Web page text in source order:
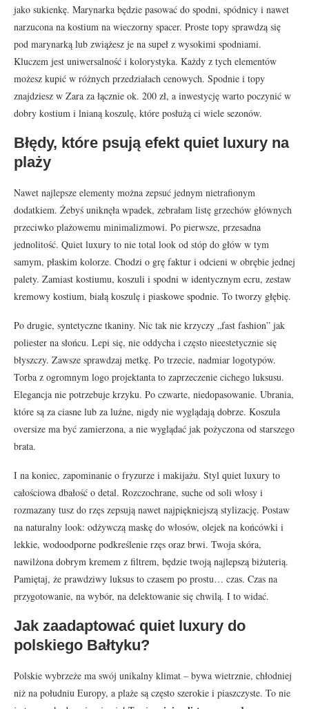
jako sukienkę. Marynarka będzie pasować do spodni, spódnicy i nawet
narzucona na kostium na wieczorny spacer. Proste topy sprawdzą się
pod marynarką lub zwiążesz je na supeł z wysokimi spodniami.
Kluczem jest uniwersalność i kolorystyka. Każdy z tych elementów
możesz kupić w różnych przedziałach cenowych. Spodnie i topy
znajdziesz w Zara za łącznie ok. 200 zł, a inwestycję warto poczynić w
dobry kostium i lnianą koszulę, które posłużą ci wiele sezonów.
Błędy, które psują efekt quiet luxury na
plaży
Nawet najlepsze elementy można zepsuć jednym nietrafionym
dodatkiem. Żebyś uniknęła wpadek, zebrałam listę grzechów głównych
przeciwko plażowemu minimalizmowi. Po pierwsze, przesadna
jednolitość. Quiet luxury to nie total look od stóp do głów w tym
samym, płaskim kolorze. Chodzi o grę faktur i odcieni w obrębie jednej
palety. Zamiast kostiumu, koszuli i spodni w identycznym ecru, zestaw
kremowy kostium, białą koszulę i piaskowe spodnie. To tworzy głębię.
Po drugie, syntetyczne tkaniny. Nic tak nie krzyczy „fast fashion” jak
poliester na słońcu. Lepi się, nie oddycha i często nieestetycznie się
błyszczy. Zawsze sprawdzaj metkę. Po trzecie, nadmiar logotypów.
Torba z ogromnym logo projektanta to zaprzeczenie cichego luksusu.
Elegancja nie potrzebuje krzyku. Po czwarte, niedopasowanie. Ubrania,
które są za ciasne lub za luźne, nigdy nie wyglądają dobrze. Koszula
oversize ma być zamierzona, a nie wyglądać jak pożyczona od starszego
brata.
I na koniec, zapominanie o fryzurze i makijażu. Styl quiet luxury to
całościowa dbałość o detal. Rozczochrane, suche od soli włosy i
rozmazany tusz do rzęs zepsują nawet najpiękniejszą stylizację. Postaw
na naturalny look: odżywczą maskę do włosów, olejek na końcówki i
lekkie, wodoodporne podkreślenie rzęs oraz brwi. Twoja skóra,
nawilżona dobrym kremem z filtrem, będzie twoją najlepszą biżuterią.
Pamiętaj, że prawdziwy luksus to czasem po prostu… czas. Czas na
przygotowanie, na wybór, na delektowanie się chwilą. I to widać.
Jak zaadaptować quiet luxury do
polskiego Bałtyku?
Polskie wybrzeże ma swój unikalny klimat – bywa wietrznie, chłodniej
niż na południu Europy, a plaże są często szerokie i piaszczyste. To nie